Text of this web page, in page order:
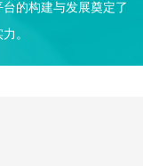
的构建与发展奠定了
。